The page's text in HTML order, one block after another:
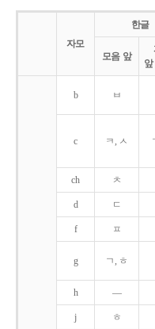
자모
한글
모음 앞
b ㅂ
c ㅋ, ㅅ
ch ㅊ
d ㄷ
f ㅍ
g ㄱ, ㅎ
h ―
j ㅎ